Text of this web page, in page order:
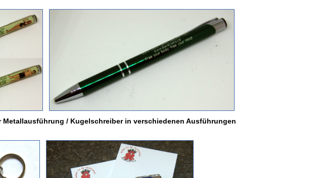
/ Kugelschreiber in verschiedenen Ausführungen